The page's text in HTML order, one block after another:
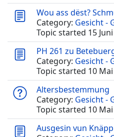
Wou ass dëst?
Category: Gesicht -
Topic started 15
PH 261 zu
Category: Gesicht -
Topic started 10
Altersbestemmung
Category: Gesicht -
Topic started 10
Ausgesin vun